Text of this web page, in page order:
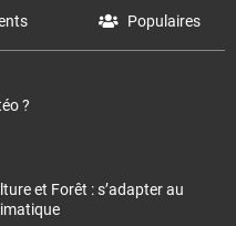
Populaires
?
et Forêt : s’adapter au